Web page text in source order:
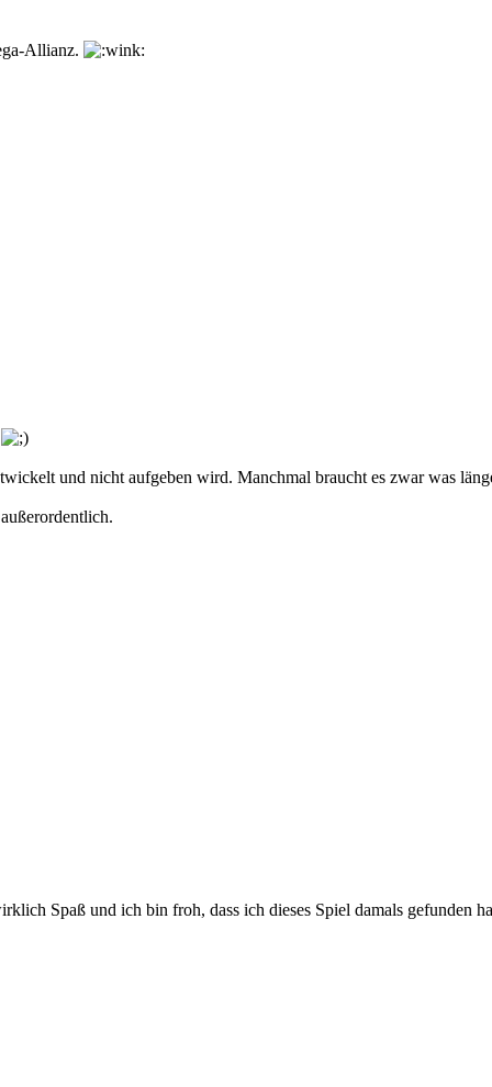
Allianz.
und nicht aufgeben wird. Manchmal braucht es zwar was
Spaß und ich bin froh, dass ich dieses Spiel damals gefunden